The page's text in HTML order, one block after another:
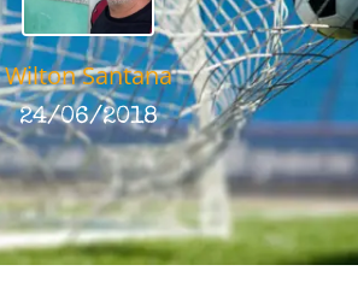
Wilton Santana
24/06/2018